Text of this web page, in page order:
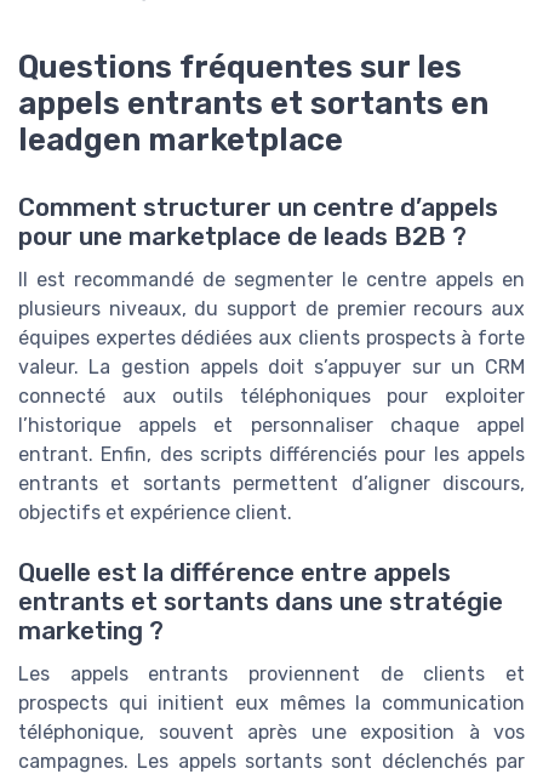
Questions fréquentes sur les
appels entrants et sortants en
leadgen marketplace
Comment structurer un centre d’appels
pour une marketplace de leads B2B ?
Il est recommandé de segmenter le centre appels en
plusieurs niveaux, du support de premier recours aux
équipes expertes dédiées aux clients prospects à forte
valeur. La gestion appels doit s’appuyer sur un CRM
connecté aux outils téléphoniques pour exploiter
l’historique appels et personnaliser chaque appel
entrant. Enfin, des scripts différenciés pour les appels
entrants et sortants permettent d’aligner discours,
objectifs et expérience client.
Quelle est la différence entre appels
entrants et sortants dans une stratégie
marketing ?
Les appels entrants proviennent de clients et
prospects qui initient eux mêmes la communication
téléphonique, souvent après une exposition à vos
campagnes. Les appels sortants sont déclenchés par